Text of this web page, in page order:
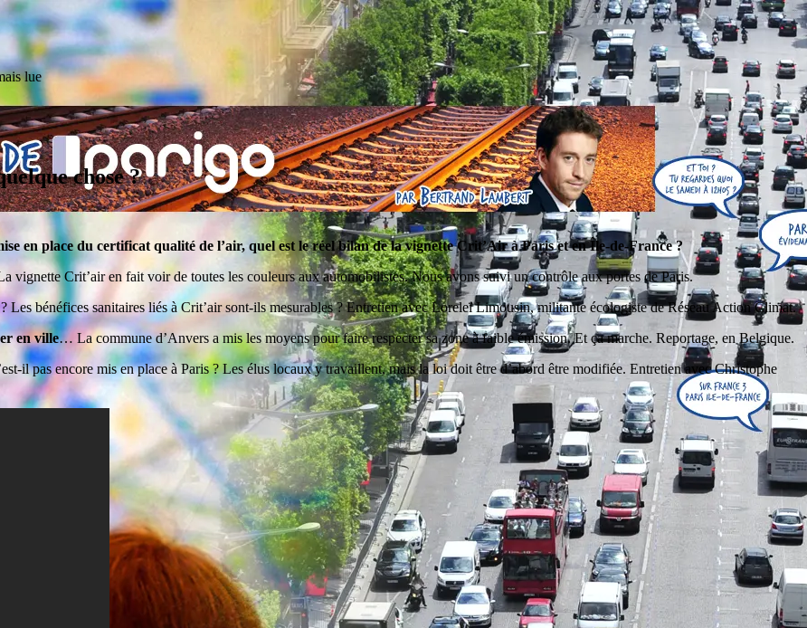
lue
chose ?
en place du certificat qualité de l’air, quel est le réel bilan de la vignette Crit’Air à Paris et en Île-de-France ?
Crit’air en fait voir de toutes les couleurs aux automobilistes. Nous avons suivi un contrôle aux portes de Paris.
bénéfices sanitaires liés à Crit’air sont-ils mesurables ? Entretien avec Loreleï Limousin, militante écologiste de Réseau Action Climat.
en ville… La commune d’Anvers a mis les moyens pour faire respecter sa zone à faible émission. Et ça marche. Reportage, en Belgique.
il pas encore mis en place à Paris ? Les élus locaux y travaillent, mais la loi doit être d’abord être modifiée. Entretien avec Christophe